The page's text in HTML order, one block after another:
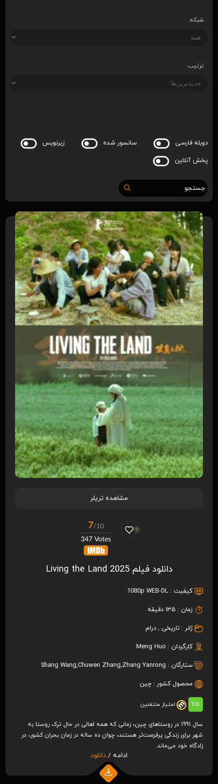
شبکه
ترتیب
دوبله فارسی سانسور شده
زیرنویس
پخش آنلاین
جستجو
مشاهده تریلر
7/10
347 Votes
دانلود فیلم Living the Land 2025
کیفیت : 1080p WEB-DL
زمان : 135 دقیقه
ژانر : تاریخی ,درام
کارگردان : Meng Huo
ستارگان : Shang Wang,Chuwen Zhang,Zhang Yanrong
محصول کشور : چين
75 امتیاز منتقدین
سال 1991 در روستاهای چین، زمانی که همه اهالی در حال ترک روستا به
شهر برای زندگی پرفرصت‌تر هستند، چوانِ ده ساله در زمان بحران کشور، در
زادگاه خود می‌ماند.
ادامه / دانلود